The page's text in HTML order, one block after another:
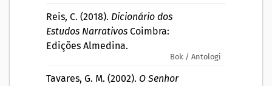
Reis, C. (2018). Dicionário dos
Estudos Narrativos Coimbra:
Edições Almedina.
Bok / Antologi
Tavares, G. M. (2002). O Senhor